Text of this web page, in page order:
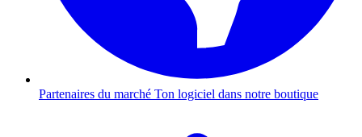
Partenaires du marché Ton logiciel dans notre boutique